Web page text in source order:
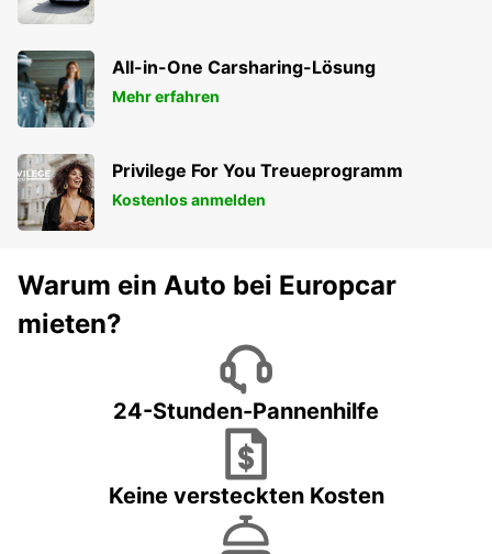
All-in-One Carsharing-Lösung
Mehr erfahren
Privilege For You Treueprogramm
Kostenlos anmelden
Warum ein Auto bei Europcar
mieten?
24-Stunden-Pannenhilfe
Keine versteckten Kosten